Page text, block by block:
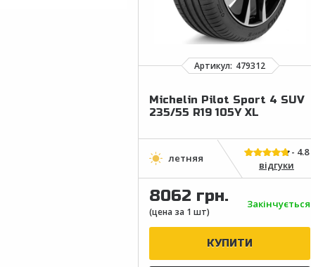
Michelin Pilot Sport 4 SUV
235/55 R19 105Y XL
відгуки
8062 грн. Закінчується